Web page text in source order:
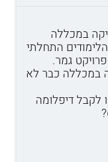
במכללה
סיום הלימודים התחלתי
גמר.
במכללה כבר לא
לקבל דיפלומה